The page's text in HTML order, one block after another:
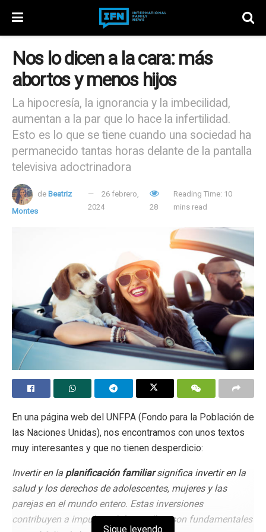
Nos lo dicen a la cara: más
abortos y menos hijos
La hipocresía, la ignorancia y la imbecilidad,
aumentan a la par que lo hace la infertilidad.
Esto es lo que se tiene cuando una sociedad ha
permanecido tantas horas delante de la pantalla
televisiva adoctrinadora
de Beatriz
Montes
26 febrero,
2024
28
Reading Time: 10
mins read
En una página web del UNFPA (Fondo para la Población de
las Naciones Unidas), nos encontramos con unos textos
muy interesantes y que no tienen desperdicio:
Invertir en la planificación familiarsignifica invertir en la
salud y los derechos de adolescentes, mujeres y las
parejas en el mundo entero. Estas inversiones
contribuyen a impulsar el desarrollo y son fundamentales
Sigue leyendo